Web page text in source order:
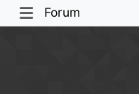
Forum